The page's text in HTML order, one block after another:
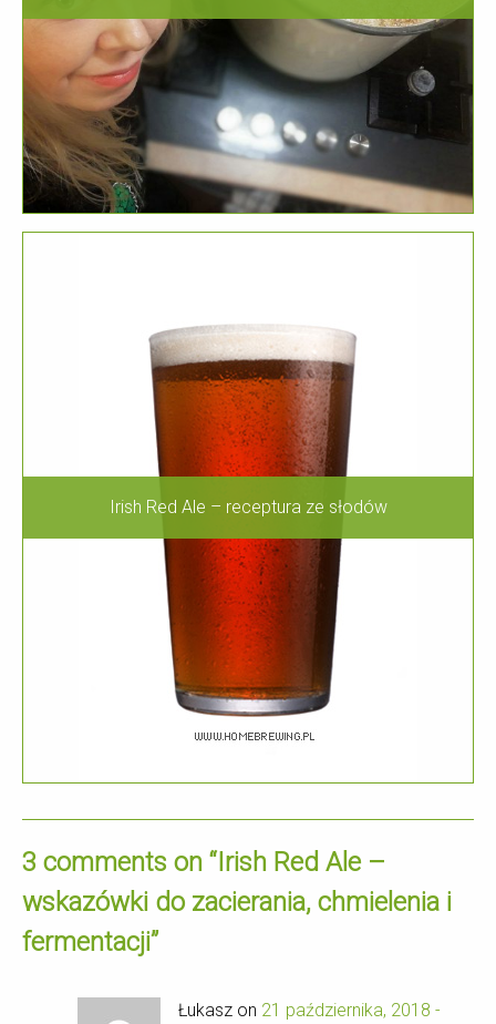
Irish Red Ale – receptura ze słodów
3 comments on “ Irish Red Ale –
wskazówki do zacierania, chmielenia i
fermentacji”
Łukasz on 21 października, 2018 -